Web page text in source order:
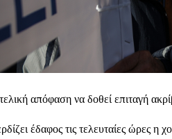
απόφαση να δοθεί επιταγή
έδαφος τις τελευταίες ώρες η